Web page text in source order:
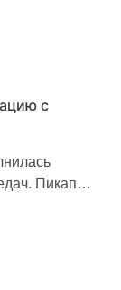
с
Пикап